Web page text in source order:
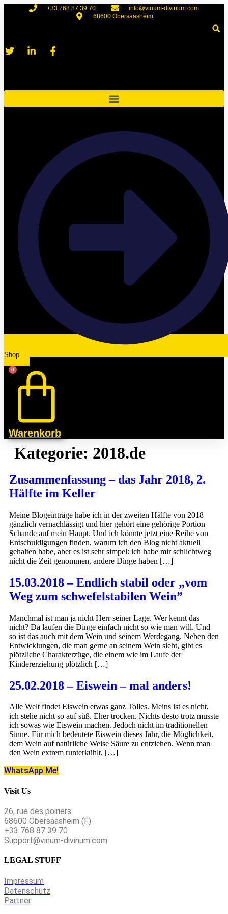
+33 768 87 39 70
info@vinum-divinum.com
68600 Obersaasheim
Shop
0
Warenkorb
Kategorie: 2018.de
Zusammenfassung – das Jahr 2018, 2.
Hälfte im Keller
Meine Blogeinträge habe ich in der zweiten Hälfte von 2018
gänzlich vernachlässigt und hier gehört eine gehörige Portion
Schande auf mein Haupt. Und ich könnte jetzt eine Reihe von
Entschuldigungen finden, warum ich den Blog nicht aktuell
gehalten habe, aber es ist sehr simpel: ich habe mir schlichtweg
nicht die Zeit genommen, andere Dinge haben […]
15.03.2018 – Endlich stabil oder „vom
Weg zum schwefelstabilen Wein”
Manchmal ist man ja nicht Herr seiner Lage. Wer kennt das
nicht? Da laufen die Dinge einfach nicht so wie man will. Und
so ist das auch mit dem Wein und seinem Werdegang. Neben den
Entwicklungen, die man gerne an seinem Wein sieht, gibt es
plötzliche Charakterzüge, die einem wie im Laufe der
Kindererziehung plötzlich […]
25.02.2018 – Eiswein – mal anders!
Alle Welt findet Eiswein etwas ganz Tolles. Meins ist es nicht,
ich stehe nicht so auf süß. Eher trocken. Nichts desto trotz musste
ich sowas wie Eiswein machen. Jedoch nicht im traditionellen
Sinne. Für mich bedeutete Eiswein dieses Jahr, die Möglichkeit,
dem Wein auf natürliche Weise Säure zu entziehen. Wenn man
den Wein extrem runterkühlt, […]
WhatsApp Me!
Visit Us
26, rue des poiriers
68600 Obersaasheim (F)
+33 768 87 39 70
Support@vinum-divinum.com
LEGAL STUFF
Impressum
Datenschutz
Partner